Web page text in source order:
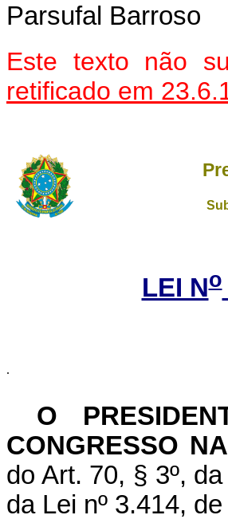
Parsufal Barroso
Este texto não
retificado em
LEI No
.
O
CONGRESSO
do Art. 70, § 3º,
da Lei nº 3.414,